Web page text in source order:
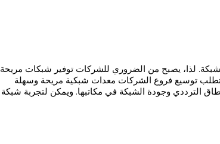
لذا، يصبح من الضروري للشركات توفير شبكات مريحة
توسيع فروع الشركات معدات شبكية مريحة وسهلة
الترددي وجودة الشبكة في مكاتبها. ويمكن لتجربة شبكة